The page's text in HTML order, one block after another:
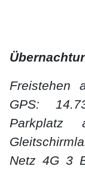
Freistehen
GPS:
Parkplatz
Netz 4G 3